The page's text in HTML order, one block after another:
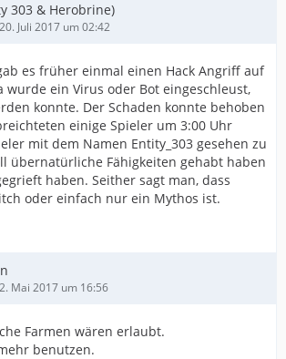
303 & Herobrine)
20. Juli 2017 um 02:42
es früher einmal einen Hack Angriff auf
wurde ein Virus oder Bot eingeschleust,
konnte. Der Schaden konnte behoben
einige Spieler um 3:00 Uhr
mit dem Namen Entity_303 gesehen zu
übernatürliche Fähigkeiten gehabt haben
haben. Seither sagt man, dass
oder einfach nur ein Mythos ist.
2. Mai 2017 um 16:56
Farmen wären erlaubt.
benutzen.